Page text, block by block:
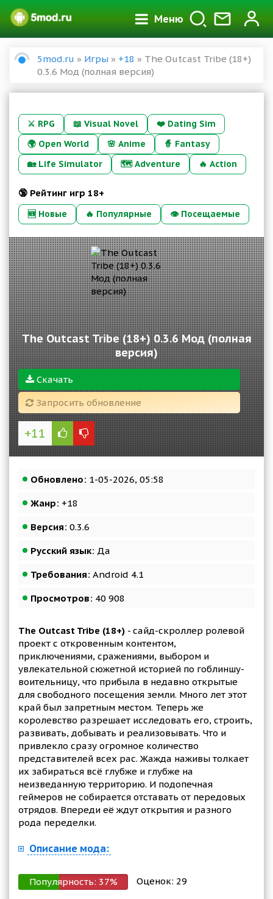
Меню
5mod.ru » Игры » +18 » The Outcast Tribe (18+)
0.3.6 Мод (полная версия)
⚔️ RPG 📖 Visual Novel ❤️ Dating Sim
🌍 Open World 🌸 Anime 🧙 Fantasy
🏡 Life Simulator 🗺️ Adventure 🔥 Action
🔞 Рейтинг игр 18+
🆕 Новые 🔥 Популярные 👁 Посещаемые
The Outcast Tribe (18+) 0.3.6 Мод (полная
версия)
Скачать
Запросить обновление
+11
Обновлено: 1-05-2026, 05:58
Жанр: +18
Версия: 0.3.6
Русский язык: Да
Требования: Android 4.1
Просмотров: 40 908
The Outcast Tribe (18+) - сайд-скроллер ролевой
проект с откровенным контентом,
приключениями, сражениями, выбором и
увлекательной сюжетной историей по гоблиншу-
воительницу, что прибыла в недавно открытые
для свободного посещения земли. Много лет этот
край был запретным местом. Теперь же
королевство разрешает исследовать его, строить,
развивать, добывать и реализовывать. Что и
привлекло сразу огромное количество
представителей всех рас. Жажда наживы толкает
их забираться всё глубже и глубже на
неизведанную территорию. И подопечная
геймеров не собирается отставать от передовых
отрядов. Впереди её ждут открытия и разного
рода переделки.
Описание мода:
Популярность: 37% Оценок: 29